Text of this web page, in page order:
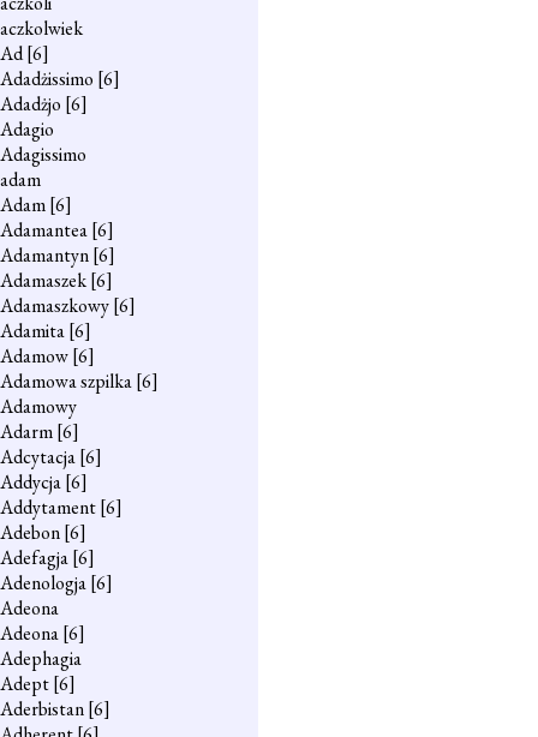
aczkolwiek
Ad[6]
Adadżissimo [6]
Adadżjo [6]
Adagio
Adagissimo
adam
Adam[6]
Adamantea[6]
Adamantyn[6]
Adamaszek[6]
Adamaszkowy[6]
Adamita[6]
Adamow[6]
Adamowa szpilka[6]
Adamowy
Adarm[6]
Adcytacja[6]
Addycja[6]
Addytament[6]
Adebon[6]
Adefagja[6]
Adenologja[6]
Adeona
Adeona[6]
Adephagia
Adept[6]
Aderbistan[6]